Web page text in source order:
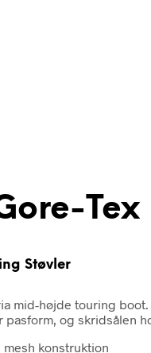
Støvler
mid-højde touring
pasform, og skridsålen
konstruktion